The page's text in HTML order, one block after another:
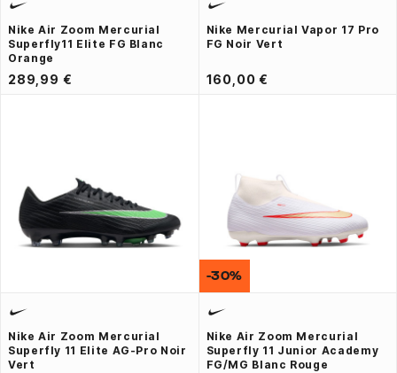
Nike Air Zoom Mercurial
Superfly11 Elite FG Blanc
Orange
289,99 €
Nike Mercurial Vapor 17 Pro
FG Noir Vert
160,00 €
Nike Air Zoom Mercurial
Superfly 11 Elite AG-Pro Noir
Vert
Nike Air Zoom Mercurial
Superfly 11 Junior Academy
FG/MG Blanc Rouge
-30%